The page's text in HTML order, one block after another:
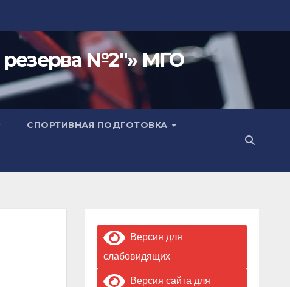
№2"» МГО
СПОРТИВНАЯ ПОДГОТОВКА
Версия для
слабовидящих
Версия сайта для